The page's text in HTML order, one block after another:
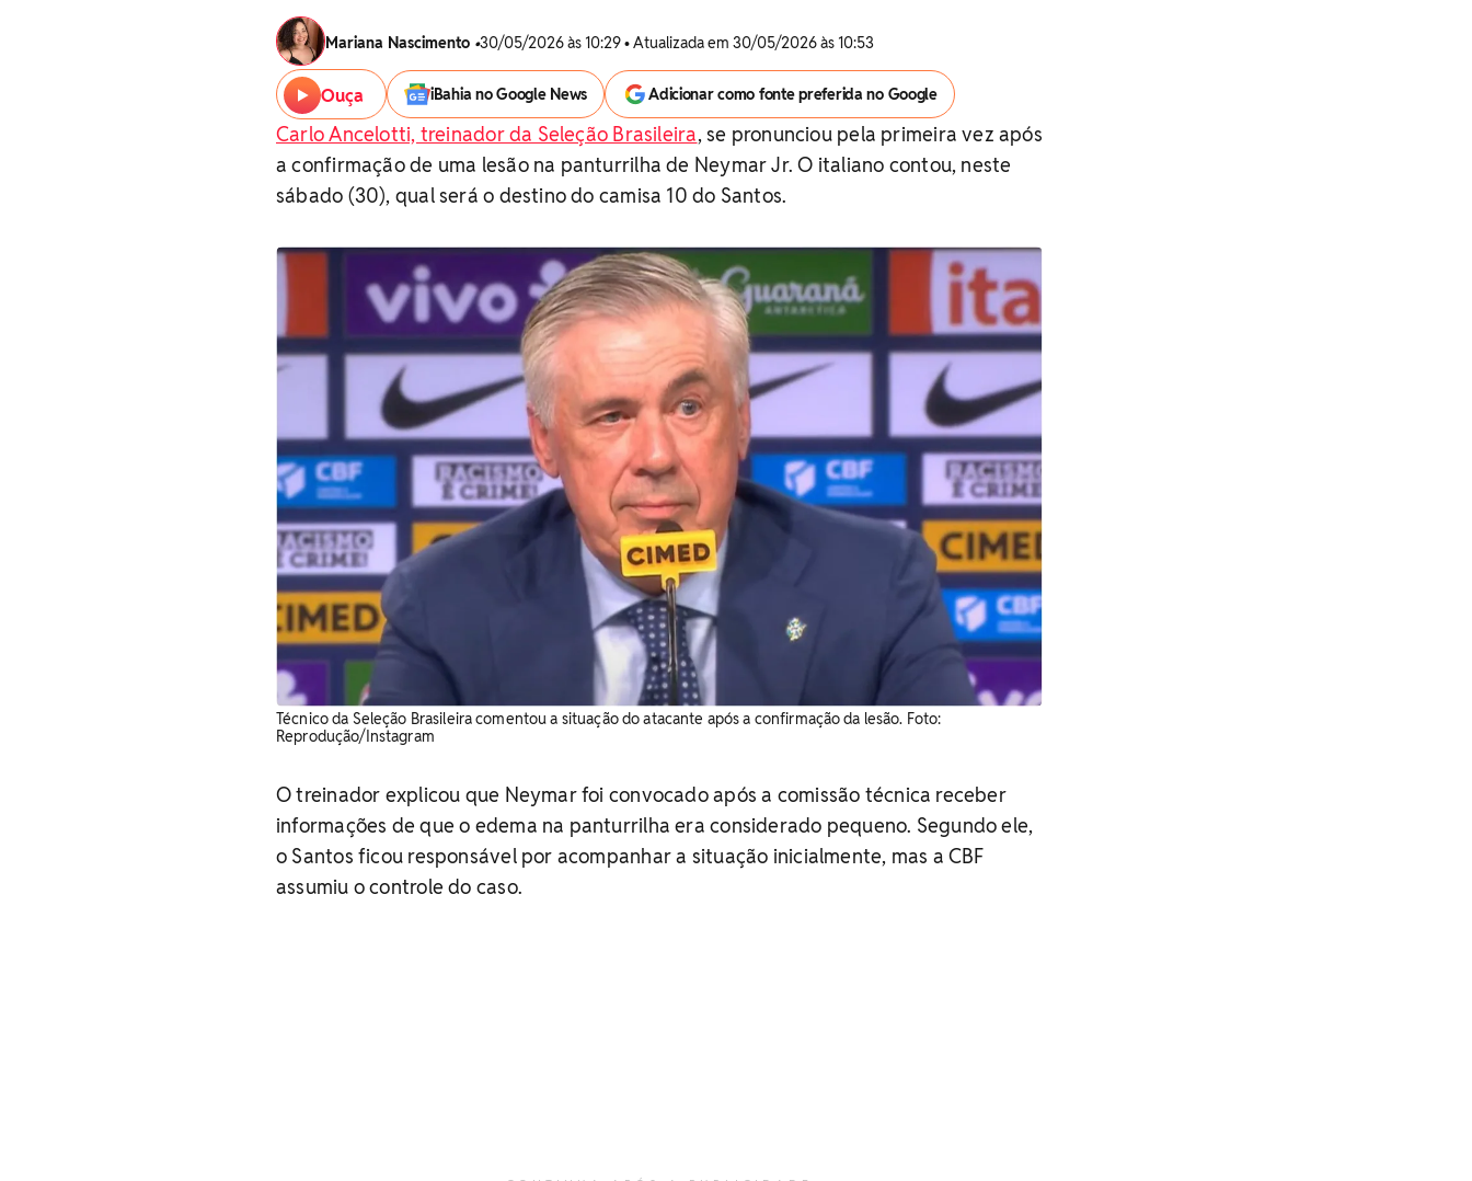
Mariana Nascimento •30/05/2026 às 10:29 • Atualizada em 30/05/2026 às 10:53
Ouça iBahia no Google News Adicionar como fonte preferida no Google
Carlo Ancelotti, treinador da Seleção Brasileira, se pronunciou pela primeira vez após
a confirmação de uma lesão na panturrilha de Neymar Jr. O italiano contou, neste
sábado (30), qual será o destino do camisa 10 do Santos.
Técnico da Seleção Brasileira comentou a situação do atacante após a confirmação da lesão. Foto:
Reprodução/Instagram
O treinador explicou que Neymar foi convocado após a comissão técnica receber
informações de que o edema na panturrilha era considerado pequeno. Segundo ele,
o Santos ficou responsável por acompanhar a situação inicialmente, mas a CBF
assumiu o controle do caso.